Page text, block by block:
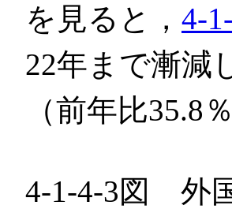
を見ると， 4-
22年まで漸減
（前年比35.8
4-1-4-3図 外